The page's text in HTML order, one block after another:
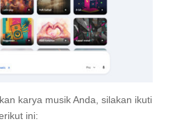
karya musik Anda, silakan ikuti
ini: